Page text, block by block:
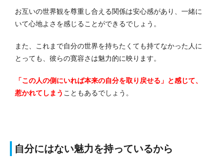
お互いの世界観を尊重し合える関係は安心感があり、一緒に
いて心地よさを感じることができるでしょう。
また、これまで自分の世界を持ちたくても持てなかった人に
とっても、彼らの寛容さは魅力的に映ります。
「この人の側にいれば本来の自分を取り戻せる」と感じて、
惹かれてしまう こともあるでしょう。
自分にはない魅力を持っているから